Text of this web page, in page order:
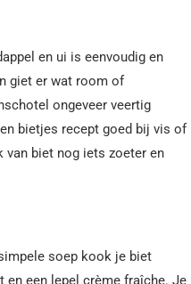
en ui is eenvoudig en
giet er wat room of
ongeveer veertig
bietjes recept goed bij vis of
van biet nog iets zoeter en
soep kook je biet
en een lepel crème fraîche. Je